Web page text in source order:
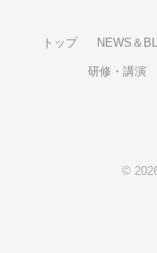
トップ NEWS＆
研修・講演
©